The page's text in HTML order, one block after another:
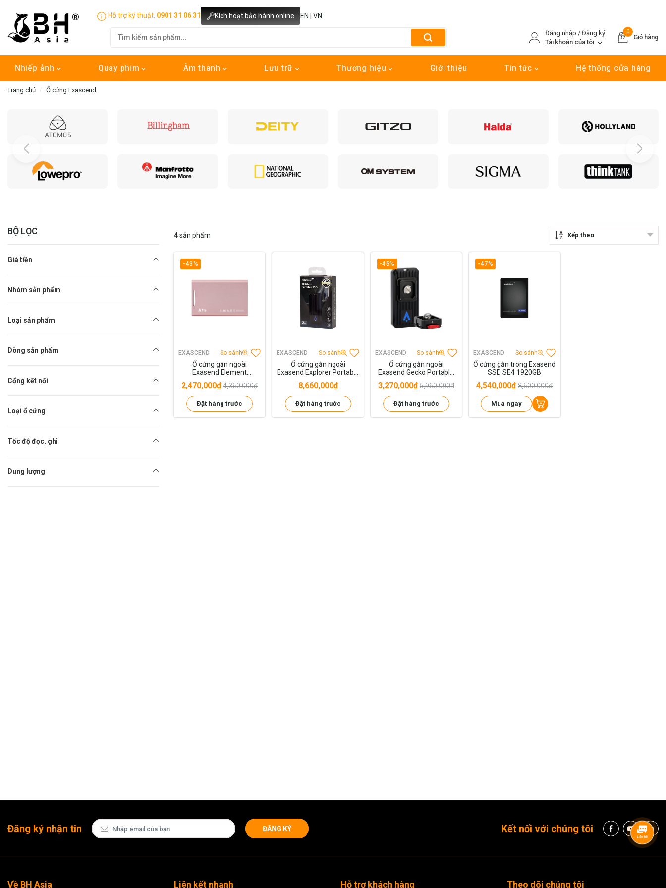
Hỗ trợ kỹ thuật: 0901 31 06 31 Kích hoạt bảo hành online EN VN
Đăng nhập / Đăng ký
Tài khoản của tôi
0
Giỏ hàng
Nhiếp ảnh Quay phim Âm thanh Lưu trữ Thương hiệu Giới thiệu Tin tức Hệ thống cửa hàng
Trang chủ Ổ cứng Exascend
BỘ LỌC
Giá tiền
Nhóm sản phẩm
Loại sản phẩm
Dòng sản phẩm
Cổng kết nối
Loại ổ cứng
Tốc độ đọc, ghi
Dung lượng
4sản phẩm Xếp theo
-43%
EXASCEND So sánh
Ổ cứng gắn ngoài
Exasend Element
Portable SSD 1TB
2,470,000₫ 4,360,000₫
Đặt hàng trước
EXASCEND So sánh
Ổ cứng gắn ngoài
Exasend Explorer Portable
SSD
8,660,000₫
Đặt hàng trước
-45%
EXASCEND So sánh
Ổ cứng gắn ngoài
Exasend Gecko Portable
SSD 1TB
3,270,000₫ 5,960,000₫
Đặt hàng trước
-47%
EXASCEND So sánh
Ổ cứng gắn trong Exasend
SSD SE4 1920GB
4,540,000₫ 8,600,000₫
Mua ngay
Đăng ký nhận tin ĐĂNG KÝ Kết nối với chúng tôi
Về BH Asia Liên kết nhanh Hỗ trợ khách hàng Theo dõi chúng tôi